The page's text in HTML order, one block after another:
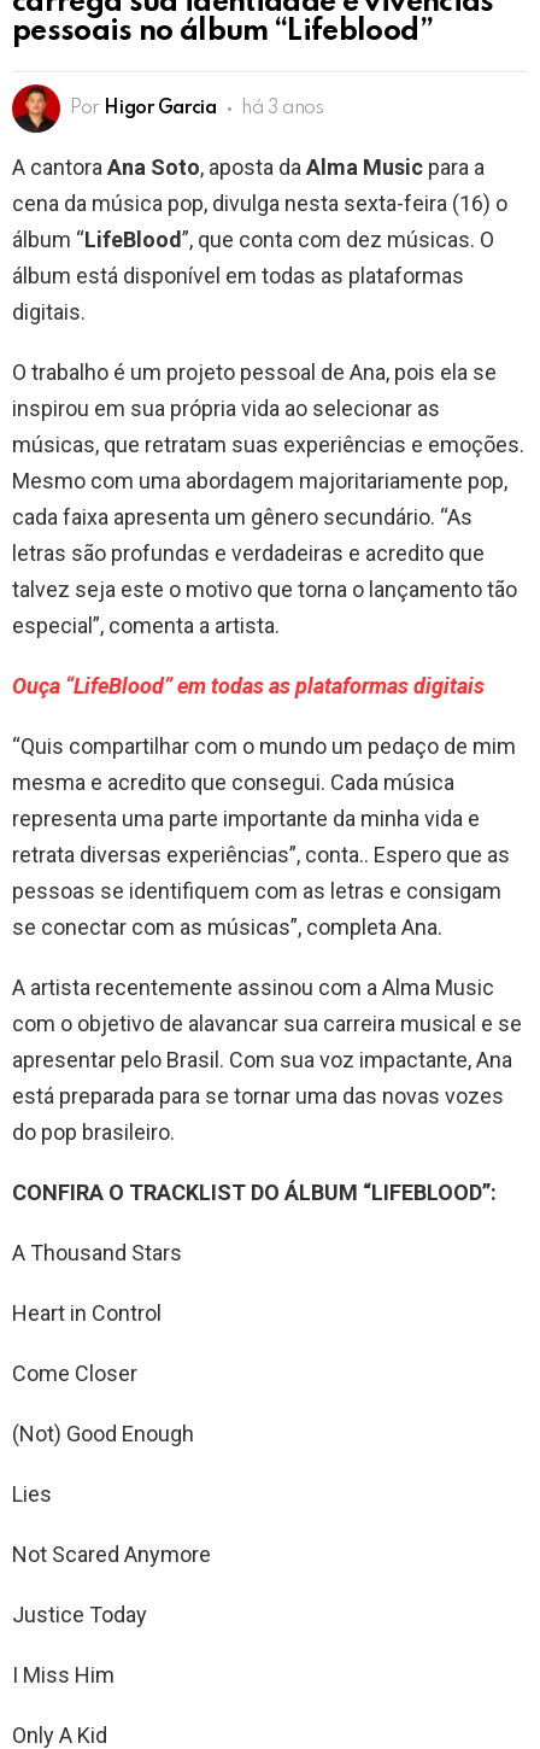
pessoais no álbum “Lifeblood”
Por Higor Garcia há 3 anos
A cantora Ana Soto, aposta da Alma Music para a
cena da música pop, divulga nesta sexta-feira (16) o
álbum “LifeBlood”, que conta com dez músicas. O
álbum está disponível em todas as plataformas
digitais.
O trabalho é um projeto pessoal de Ana, pois ela se
inspirou em sua própria vida ao selecionar as
músicas, que retratam suas experiências e emoções.
Mesmo com uma abordagem majoritariamente pop,
cada faixa apresenta um gênero secundário. “As
letras são profundas e verdadeiras e acredito que
talvez seja este o motivo que torna o lançamento tão
especial”, comenta a artista.
Ouça “LifeBlood” em todas as plataformas digitais
“Quis compartilhar com o mundo um pedaço de mim
mesma e acredito que consegui. Cada música
representa uma parte importante da minha vida e
retrata diversas experiências”, conta.. Espero que as
pessoas se identifiquem com as letras e consigam
se conectar com as músicas”, completa Ana.
A artista recentemente assinou com a Alma Music
com o objetivo de alavancar sua carreira musical e se
apresentar pelo Brasil. Com sua voz impactante, Ana
está preparada para se tornar uma das novas vozes
do pop brasileiro.
CONFIRA O TRACKLIST DO ÁLBUM “LIFEBLOOD”:
A Thousand Stars
Heart in Control
Come Closer
(Not) Good Enough
Lies
Not Scared Anymore
Justice Today
I Miss Him
Only A Kid